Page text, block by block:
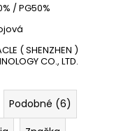
/ PG50%
( SHENZHEN )
CO., LTD.
Podobné (6)